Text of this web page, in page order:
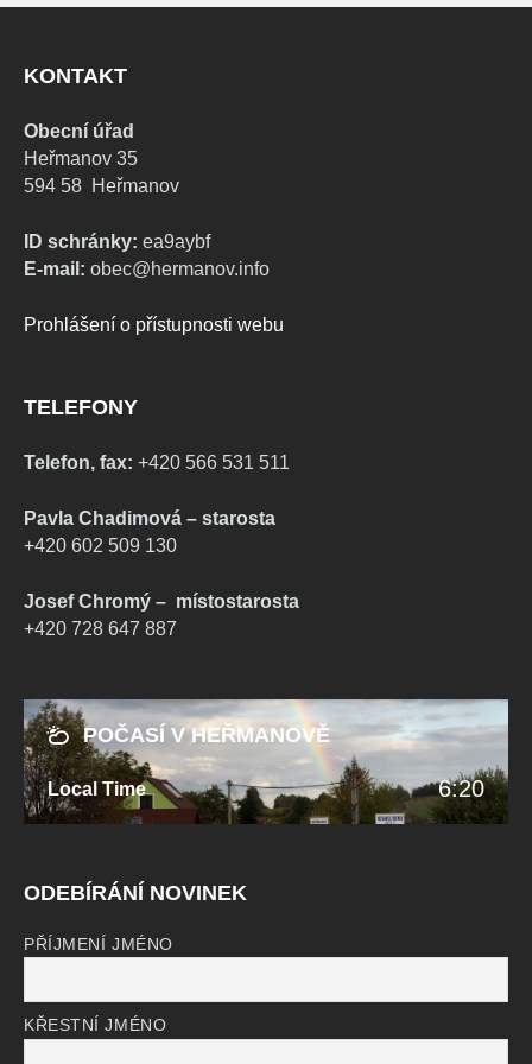
KONTAKT
Obecní úřad
Heřmanov 35
594 58 Heřmanov
ID schránky: ea9aybf
E-mail: obec@hermanov.info
Prohlášení o přístupnosti webu
TELEFONY
Telefon, fax: +420 566 531 511
Pavla Chadimová – starosta
+420 602 509 130
Josef Chromý – místostarosta
+420 728 647 887
POČASÍ V HEŘMANOVĚ
Local Time 6:20
ODEBÍRÁNÍ NOVINEK
PŘÍJMENÍ JMÉNO
KŘESTNÍ JMÉNO